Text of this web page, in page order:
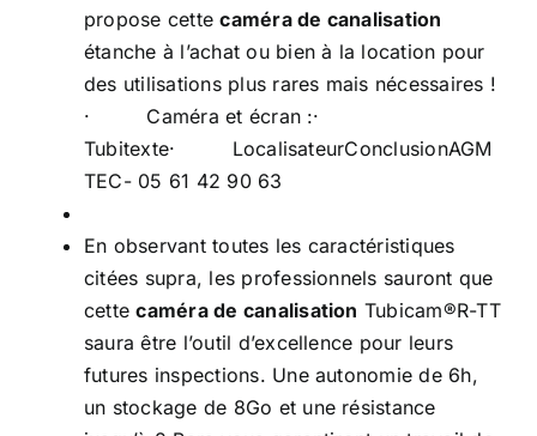
propose cettecaméra de canalisation
étanche à l’achat ou bien à la location pour
des utilisations plus rares mais nécessaires !
· Caméra et écran :·
Tubitexte· LocalisateurConclusionAGM
TEC- 05 61 42 90 63
En observant toutes les caractéristiques
citées supra, les professionnels sauront que
cettecaméra de canalisation Tubicam®R-TT
saura être l’outil d’excellence pour leurs
futures inspections. Une autonomie de 6h,
un stockage de 8Go et une résistance